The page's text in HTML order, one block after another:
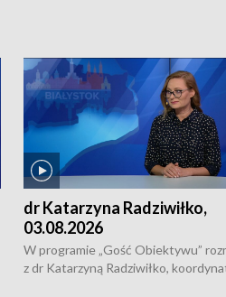
dr Katarzyna Radziwiłko,
03.08.2026
W programie „Gość Obiektywu”
z dr Katarzyną Radziwiłko,